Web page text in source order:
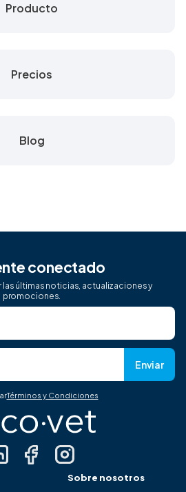
Producto
Precios
Blog
conectado
últimas noticias, actualizaciones y
promociones.
Enviar
Términos y Condiciones
Sobre nosotros